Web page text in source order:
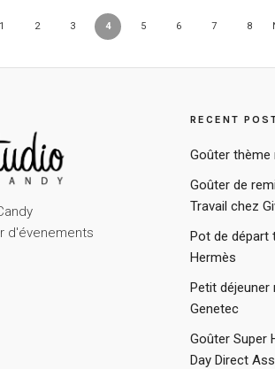
1 2 3 4 5 6 7 8
d'évenements
RECENT
Goûter thème
Goûter de
Travail chez
Pot de départ
Hermès
Petit
Genetec
Goûter Super
Day Direct